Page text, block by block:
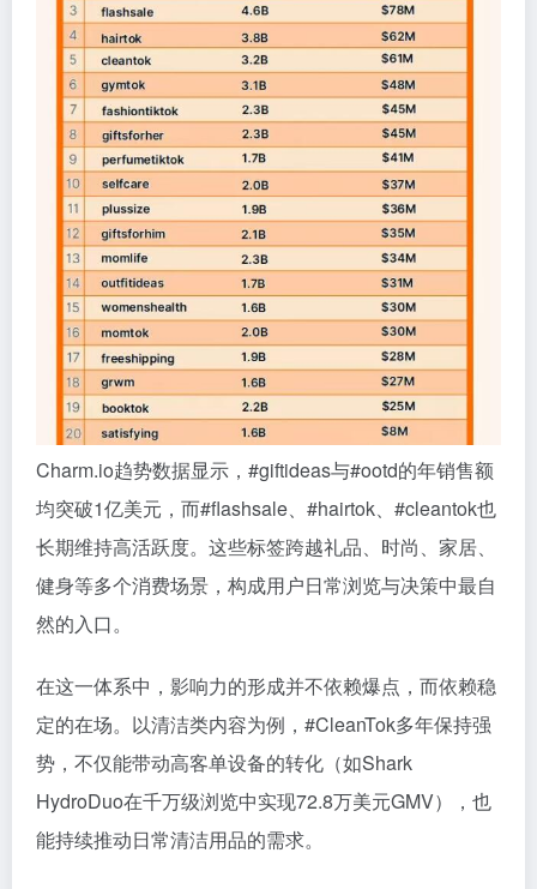
Charm.io趋势数据显示，#giftideas与#ootd的年销售额
均突破1亿美元，而#flashsale、#hairtok、#cleantok也
长期维持高活跃度。这些标签跨越礼品、时尚、家居、
健身等多个消费场景，构成用户日常浏览与决策中最自
然的入口。
在这一体系中，影响力的形成并不依赖爆点，而依赖稳
定的在场。以清洁类内容为例，#CleanTok多年保持强
势，不仅能带动高客单设备的转化（如Shark
HydroDuo在千万级浏览中实现72.8万美元GMV），也
能持续推动日常清洁用品的需求。